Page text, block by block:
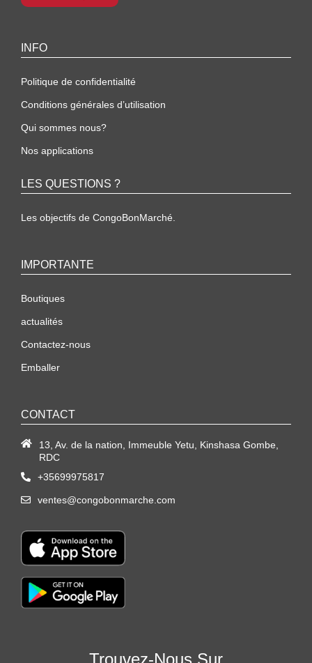
INFO
Politique de confidentialité
Conditions générales d’utilisation
Qui sommes nous?
Nos applications
LES QUESTIONS ?
Les objectifs de CongoBonMarché.
IMPORTANTE
Boutiques
actualités
Contactez-nous
Emballer
CONTACT
13, Av. de la nation, Immeuble Yetu, Kinshasa Gombe,
RDC
+35699975817
ventes@congobonmarche.com
Trouvez-Nous Sur